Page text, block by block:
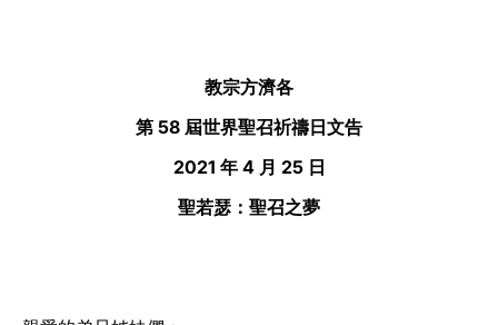
LATINE
教宗方濟各
第 58 屆世界聖召祈禱日文告
2021 年 4 月 25 日
聖若瑟：聖召之夢